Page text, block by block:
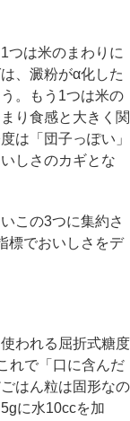
つは米のまわりに
、澱粉がα化した
。もう1つは米の
り食感と大きく関
は「団子っぽい」
しさのカギとな
この3つに集約さ
標でおいしさをデ
われる屈折式糖度
れで「口に含んだ
はん粒は固形なの
に水10ccを加